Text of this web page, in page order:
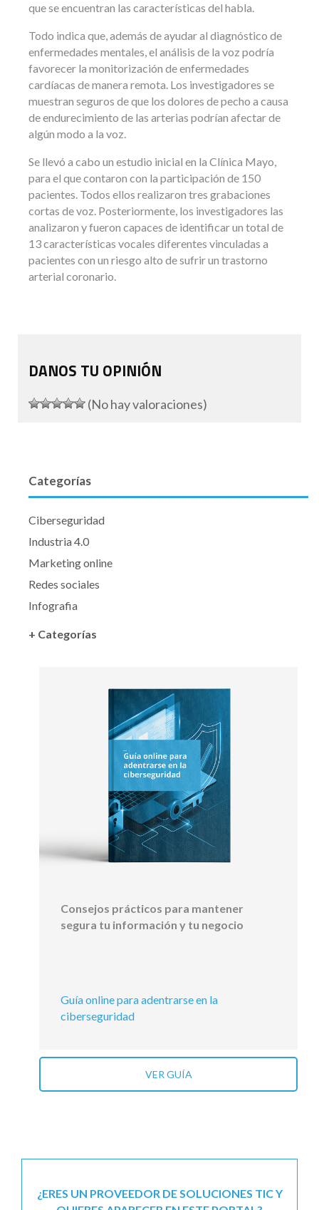
que se encuentran las características del habla.
Todo indica que, además de ayudar al diagnóstico de
enfermedades mentales, el análisis de la voz podría
favorecer la monitorización de enfermedades
cardíacas de manera remota. Los investigadores se
muestran seguros de que los dolores de pecho a causa
de endurecimiento de las arterias podrían afectar de
algún modo a la voz.
Se llevó a cabo un estudio inicial en la Clínica Mayo,
para el que contaron con la participación de 150
pacientes. Todos ellos realizaron tres grabaciones
cortas de voz. Posteriormente, los investigadores las
analizaron y fueron capaces de identificar un total de
13 características vocales diferentes vinculadas a
pacientes con un riesgo alto de sufrir un trastorno
arterial coronario.
DANOS TU OPINIÓN
(No hay valoraciones)
Categorías
Ciberseguridad
Industria 4.0
Marketing online
Redes sociales
Infografia
+ Categorías
Consejos prácticos para mantener
segura tu información y tu negocio
Guía online para adentrarse en la
ciberseguridad
VER GUÍA
¿ERES UN PROVEEDOR DE SOLUCIONES TIC Y